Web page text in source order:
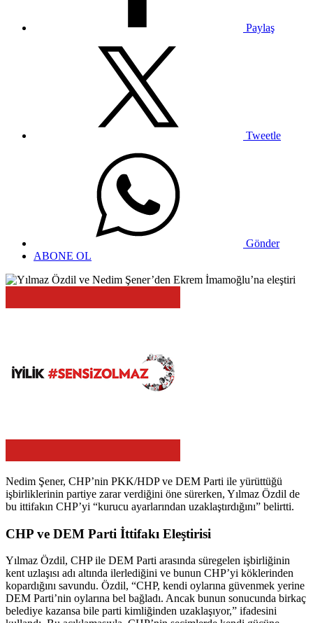
Paylaş
Tweetle
Gönder
ABONE OL
Nedim Şener, CHP’nin PKK/HDP ve DEM Parti ile yürüttüğü
işbirliklerinin partiye zarar verdiğini öne sürerken, Yılmaz Özdil de
bu ittifakın CHP’yi “kurucu ayarlarından uzaklaştırdığını” belirtti.
CHP ve DEM Parti İttifakı Eleştirisi
Yılmaz Özdil, CHP ile DEM Parti arasında süregelen işbirliğinin
kent uzlaşısı adı altında ilerlediğini ve bunun CHP’yi köklerinden
kopardığını savundu. Özdil, “CHP, kendi oylarına güvenmek yerine
DEM Parti’nin oylarına bel bağladı. Ancak bunun sonucunda birkaç
belediye kazansa bile parti kimliğinden uzaklaşıyor,” ifadesini